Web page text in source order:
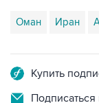
Оман Иран
Купить
Подписаться